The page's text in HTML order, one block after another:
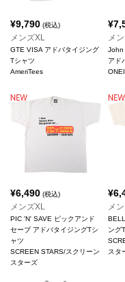
¥9,790 (税込)
メンズXL
GTE VISA アドバタイジング
Tシャツ
AmeriTees
¥
メ
John
アド
¥6,490 (税込)
メンズXL
PIC 'N' SAVE ピックアンド
セーブ アドバタイジングTシ
ャツ
SCREEN STARS/スクリーン
スターズ
¥
メ
ング
スタ